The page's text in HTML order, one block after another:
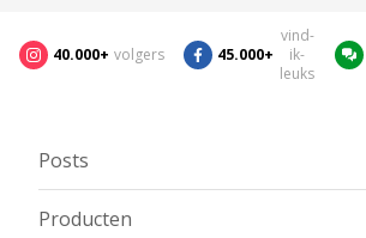
40.000+ volgers 45.000+
vind-
ik-
leuks
Posts
Producten